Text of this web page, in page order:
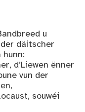
u
däitscher
d’Liewen ënner
vun der
souwéi